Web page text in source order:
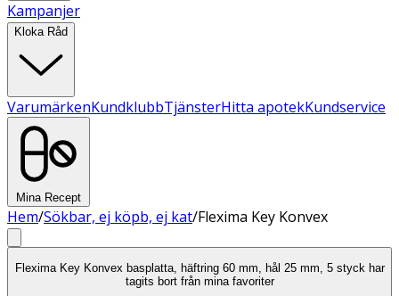
Kampanjer
Kloka Råd
VarumärkenKundklubbTjänsterHitta apotekKundservice
Mina Recept
Hem/Sökbar, ej köpb, ej kat/Flexima Key Konvex
Flexima Key Konvex basplatta, häftring 60 mm, hål 25 mm, 5 styck har
tagits bort från mina favoriter